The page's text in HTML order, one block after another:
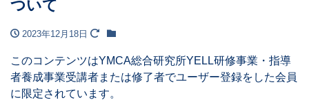
ついて
2023年12月18日
このコンテンツはYMCA総合研究所YELL研修事業・指導
者養成事業受講者または修了者でユーザー登録をした会員
に限定されています。